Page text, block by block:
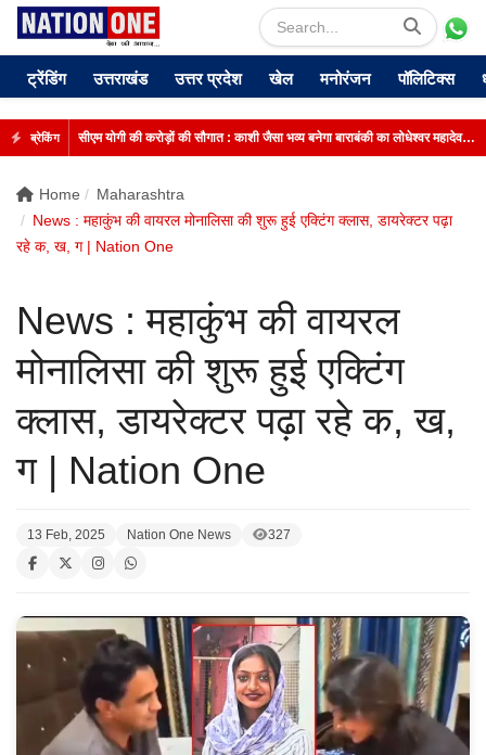
ब्रेकिंग सीएम योगी की करोड़ों की सौगात : काशी जैसा भव्य बनेगा बाराबंकी का लोधेश्वर महादेव मंदिर
ट्रेंडिंग उत्तराखंड उत्तर प्रदेश खेल मनोरंजन पॉलिटिक्स
Home
Maharashtra
News : महाकुंभ की वायरल मोनालिसा की शुरू हुई एक्टिंग क्लास, डायरेक्टर पढ़ा
रहे क, ख, ग | Nation One
News : महाकुंभ की वायरल
मोनालिसा की शुरू हुई एक्टिंग
क्लास, डायरेक्टर पढ़ा रहे क, ख,
ग | Nation One
13 Feb, 2025 Nation One News 327